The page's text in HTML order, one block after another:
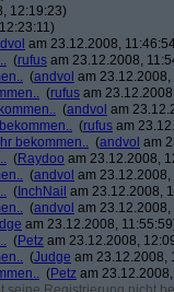
12:19:23)
am 23.12.2008,
(rufus am 23.12.2008,
(andvol am
(rufus am
(andvol am
(rufus am
bekommen.. (andvol am
(Raydoo am 23.12.2008,
(andvol am
( InchNail am 23.12.2008,
(andvol am
am 23.12.2008,
(Petz am 23.12.2008,
(Judge am 23.12.2008,
(Petz am